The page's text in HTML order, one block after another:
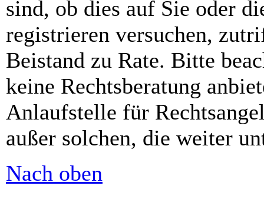
sind, ob dies auf Sie oder
registrieren versuchen,
Beistand zu Rate. Bitte
keine Rechtsberatung
Anlaufstelle für
außer solchen, die weiter
Nach oben